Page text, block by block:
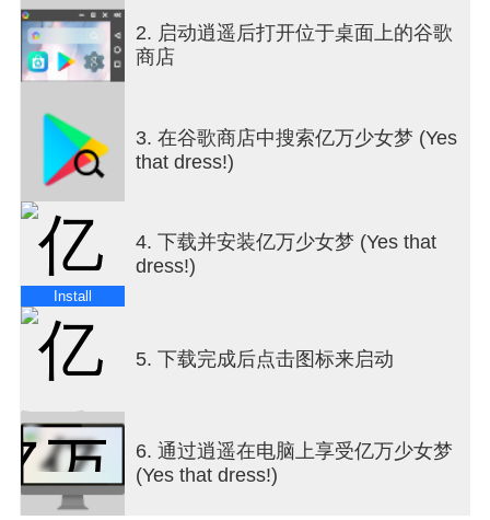
顾客们正在寻找下一位伟大的设计师 — 你能否胜
出？
2. 惊艳的效果
3. 不断升级！
成为全城最好的商店 — 不断升级你的业务。
4. 放松又享受
和装饰。游戏通过众多选项来考验你的创造力。
如有任何反馈，需要协助通关，或者想在游戏中实
现任何奇思妙想，都请访问
https://lionstudios.cc/contact-us/
告诉我们！
我们的工作室曾为你带来《子弹先生 - 间谍谜团》、
《快乐水杯》、《艾薇儿开的纹身店》 以及 《恋爱
球球》 这些好玩的游戏！
关注我们，获取关于我们其他获奖作品的最新消息
和更新；
https://lionstudios.cc/
Facebook.com/LionStudios.cc
Instagram.com/LionStudioscc
2. 启动逍遥后打开位于桌面上的谷歌
商店
3. 在谷歌商店中搜索亿万少女梦 (Yes
that dress!)
Install
4. 下载并安装亿万少女梦 (Yes that
dress!)
5. 下载完成后点击图标来启动
6. 通过逍遥在电脑上享受亿万少女梦
(Yes that dress!)